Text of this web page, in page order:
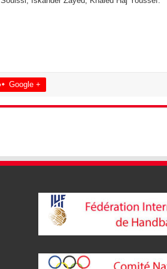
Google +